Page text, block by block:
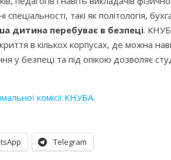
такі як політологія,
дитина перебуває в безпеці.
в кількох корпусах, де можна
у безпеці та під опікою дозволяє
комісії КНУБА.
Telegram